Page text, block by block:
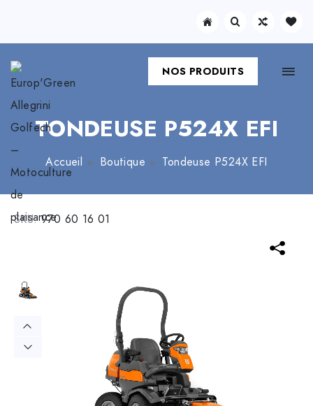
NOS PRODUITS
TONDEUSE P524X EFI
Accueil Boutique Tondeuse P524X EFI
SKU:970 60 16 01